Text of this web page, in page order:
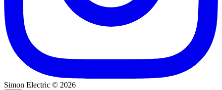
Simon Electric © 2026